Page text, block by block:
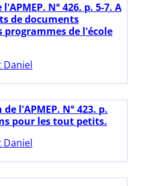
N° 426. p. 5-7. A
de documents
de l'école
Daniel
l'APMEP. N° 423. p.
pour les tout petits.
Daniel